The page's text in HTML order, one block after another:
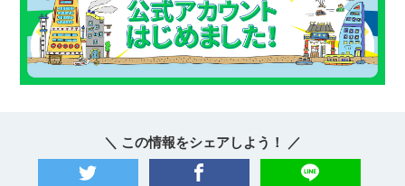
＼ この情報をシェアしよう！ ／